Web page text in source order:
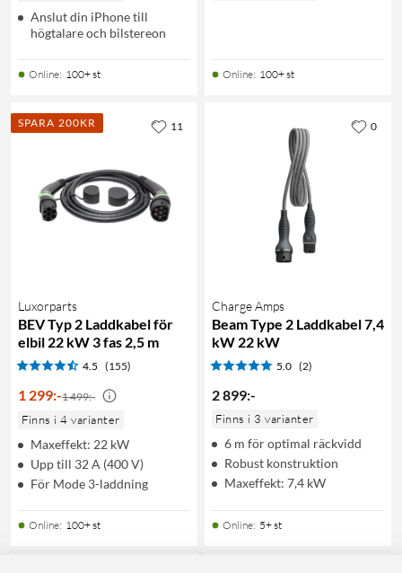
Anslut din iPhone till
högtalare och bilstereon
Online: 100+ st Online: 100+ st
SPARA 200KR
Luxorparts
BEV Typ 2 Laddkabel för
elbil 22 kW 3 fas 2,5 m
4.5 (155)
1 299:-1 499:-
Finns i 4 varianter
Maxeffekt: 22 kW
Upp till 32 A (400 V)
För Mode 3-laddning
Online: 100+ st
11
Charge Amps
Beam Type 2 Laddkabel 7,4
kW 22 kW
5.0 (2)
2 899:-
Finns i 3 varianter
6 m för optimal räckvidd
Robust konstruktion
Maxeffekt: 7,4 kW
Online: 5+ st
0